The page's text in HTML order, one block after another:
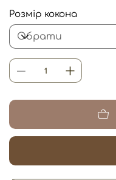
Розмір кокона